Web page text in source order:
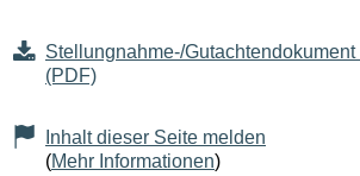
Stellungnahme-/
(PDF)
Inhalt dieser Seite melden
(Mehr Informationen)